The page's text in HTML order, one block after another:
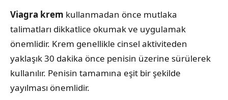
Viagra krem kullanmadan önce mutlaka
talimatları dikkatlice okumak ve uygulamak
önemlidir. Krem genellikle cinsel aktiviteden
yaklaşık 30 dakika önce penisin üzerine sürülerek
kullanılır. Penisin tamamına eşit bir şekilde
yayılması önemlidir.